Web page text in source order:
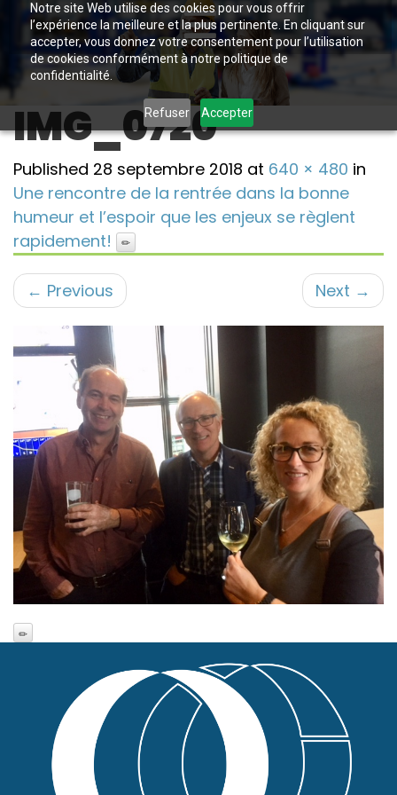
Notre site Web utilise des cookies pour vous offrir
l’expérience la meilleure et la plus pertinente. En cliquant sur
accepter, vous donnez votre consentement pour l’utilisation
de cookies conformément à notre politique de
confidentialité.
Refuser Accepter
IMG_0720
Published 28 septembre 2018 at 640 × 480 in
Une rencontre de la rentrée dans la bonne
humeur et l’espoir que les enjeux se règlent
rapidement!
← Previous Next →